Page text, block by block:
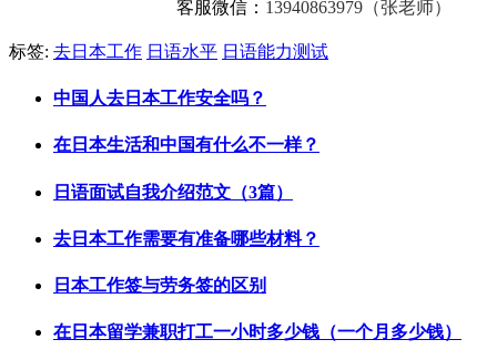
客服微信： 13940863979（张老师）
标签: 去日本工作 日语水平 日语能力测试
中国人去日本工作安全吗？
在日本生活和中国有什么不一样？
日语面试自我介绍范文（3篇）
去日本工作需要有准备哪些材料？
日本工作签与劳务签的区别
在日本留学兼职打工一小时多少钱（一个月多少钱）